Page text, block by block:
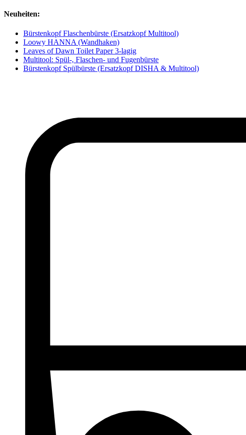
Neuheiten:
Bürstenkopf Flaschenbürste (Ersatzkopf Multitool)
Loowy HANNA (Wandhaken)
Leaves of Dawn Toilet Paper 3-lagig
Multitool: Spül-, Flaschen- und Fugenbürste
Bürstenkopf Spülbürste (Ersatzkopf DISHA & Multitool)